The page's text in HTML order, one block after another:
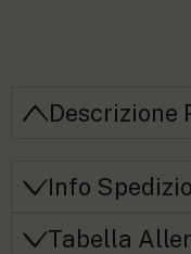
Descrizione
Info
Tabella